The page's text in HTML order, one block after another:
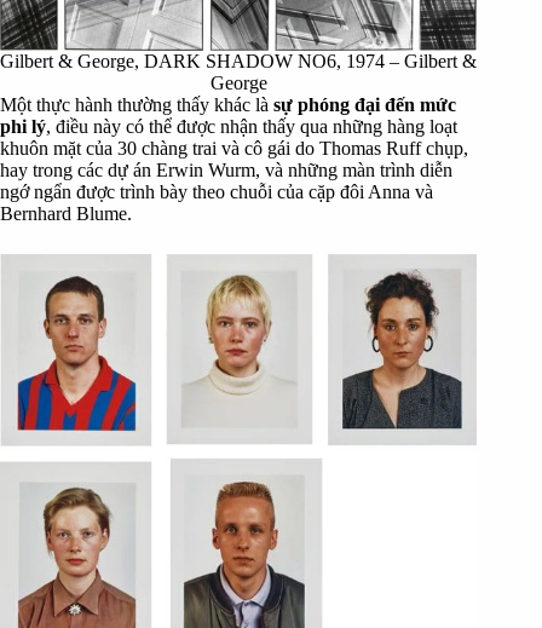
Gilbert & George, DARK SHADOW NO6, 1974 – Gilbert &
George
Một thực hành thường thấy khác là sự phóng đại đến mức
phi lý, điều này có thể được nhận thấy qua những hàng loạt
khuôn mặt của 30 chàng trai và cô gái do Thomas Ruff chụp,
hay trong các dự án Erwin Wurm, và những màn trình diễn
ngớ ngẩn được trình bày theo chuỗi của cặp đôi Anna và
Bernhard Blume.